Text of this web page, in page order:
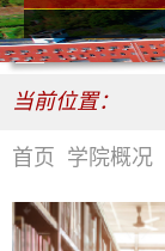
当前位置：
首页 学院概况